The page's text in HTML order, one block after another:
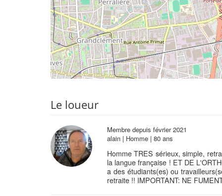
Le loueur
Membre depuis février 2021
alain | Homme | 80 ans
Homme TRES sérieux, simple,
la langue française ! ET DE
a des étudiants(es) ou
retraite !! IMPORTANT: NE